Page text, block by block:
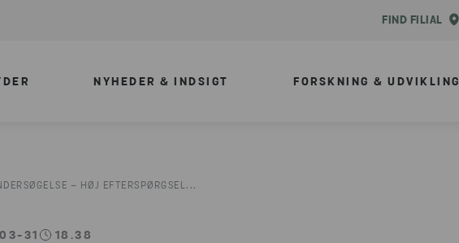
FIND FILIAL
NYHEDER & INDSIGT FORSKNING & UDVIKLING
– HØJ EFTERSPØRGSEL...
31 18.38